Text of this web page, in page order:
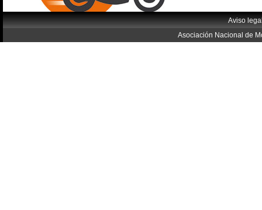
Aviso
Asociación Nacional de